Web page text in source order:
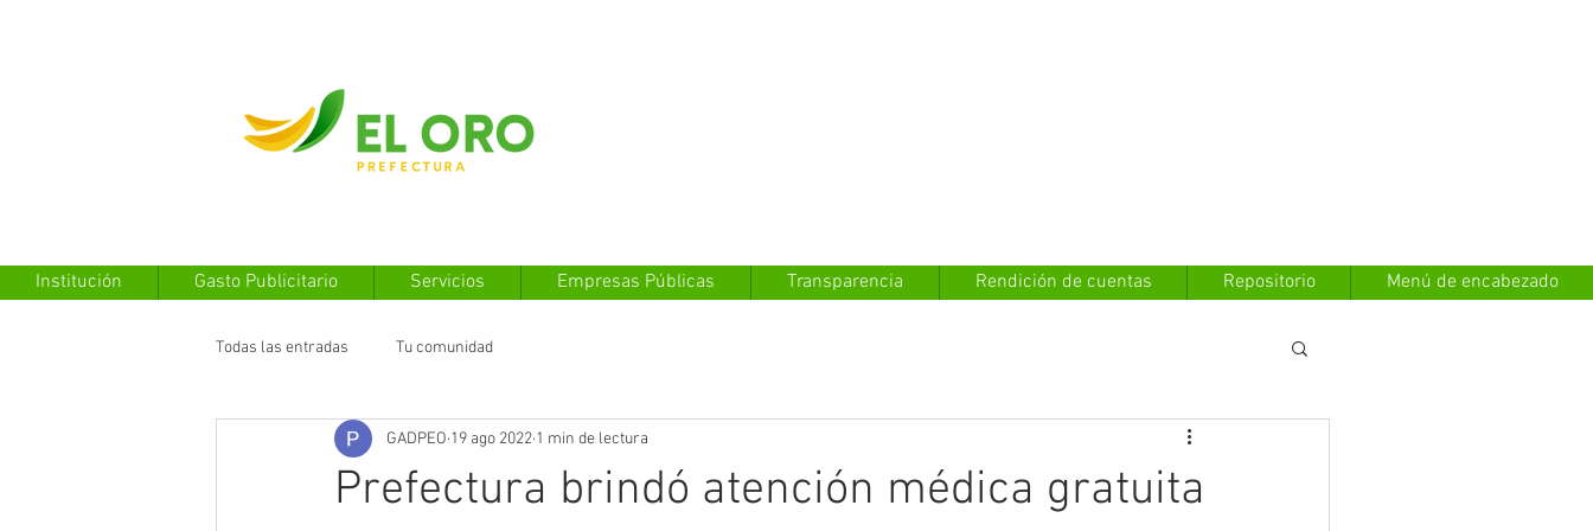
Institución Gasto Publicitario Servicios Empresas Públicas Transparencia Rendición de cuentas Repositorio Menú de encabezado
Todas las entradas Tu comunidad
Prefectura brindó atención médica gratuita
GADPEO 19 ago 2022 1 min de lectura